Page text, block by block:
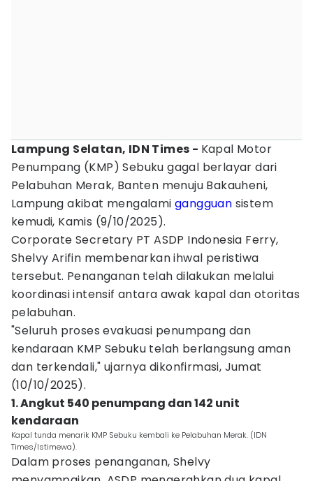
Lampung Selatan, IDN Times - Kapal Motor
Penumpang (KMP) Sebuku gagal berlayar dari
Pelabuhan Merak, Banten menuju Bakauheni,
Lampung akibat mengalami gangguan sistem
kemudi, Kamis (9/10/2025).
Corporate Secretary PT ASDP Indonesia Ferry,
Shelvy Arifin membenarkan ihwal peristiwa
tersebut. Penanganan telah dilakukan melalui
koordinasi intensif antara awak kapal dan otoritas
pelabuhan.
"Seluruh proses evakuasi penumpang dan
kendaraan KMP Sebuku telah berlangsung aman
dan terkendali," ujarnya dikonfirmasi, Jumat
(10/10/2025).
1. Angkut 540 penumpang dan 142 unit
kendaraan
Kapal tunda menarik KMP Sebuku kembali ke Pelabuhan Merak. (IDN
Times/Istimewa).
Dalam proses penanganan, Shelvy